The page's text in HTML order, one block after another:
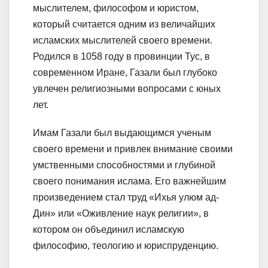
мыслителем, философом и юристом,
который считается одним из величайших
исламских мыслителей своего времени.
Родился в 1058 году в провинции Тус, в
современном Иране, Газали был глубоко
увлечен религиозными вопросами с юных
лет.
Имам Газали был выдающимся ученым
своего времени и привлек внимание своими
умственными способностями и глубиной
своего понимания ислама. Его важнейшим
произведением стал труд «Ихья улюм ад-
Дин» или «Оживление наук религии», в
котором он объединил исламскую
философию, теологию и юриспруденцию.